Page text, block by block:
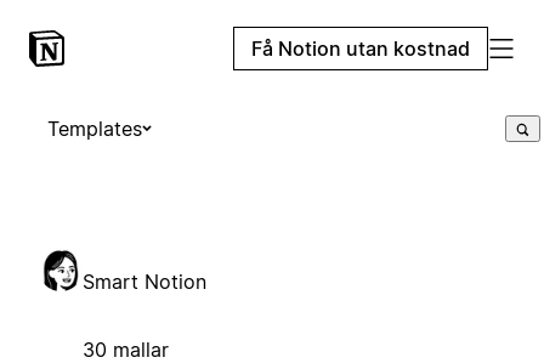
Få Notion utan kostnad
Templates
Smart Notion
30 mallar